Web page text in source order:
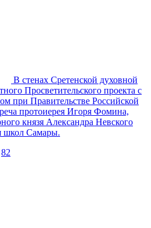
В стенах Сретенской духовной
Просветительского проекта с
при Правительстве Российской
протоиерея Игоря Фомина,
князя Александра Невского
Самары.
82